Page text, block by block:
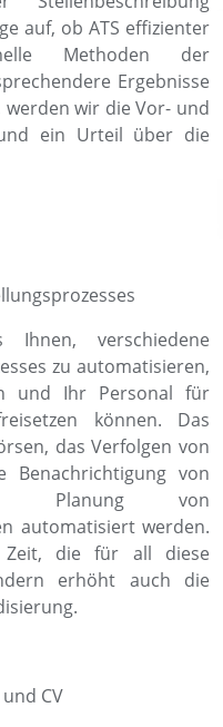
auf, ob ATS effizienter
Methoden der
Ergebnisse
werden wir die Vor- und
ein Urteil über die
Ihnen, verschiedene
zu automatisieren,
und Ihr Personal für
können. Das
das Verfolgen von
Benachrichtigung von
Planung von
automatisiert werden.
die für all diese
erhöht auch die
CV